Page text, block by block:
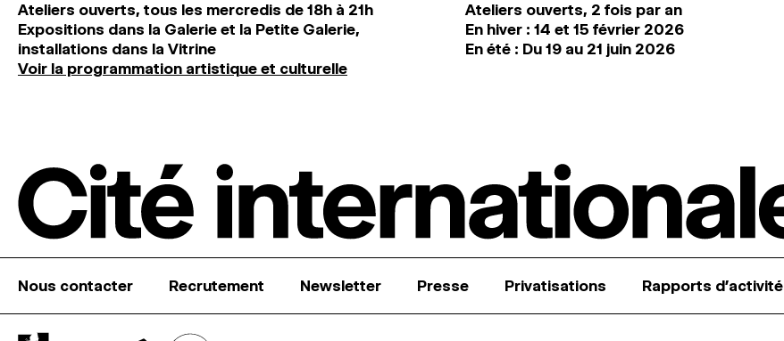
Ateliers ouverts, tous les mercredis de 18h à 21h
Expositions dans la Galerie et la Petite Galerie,
installations dans la Vitrine
Voir la programmation artistique et culturelle
Ateliers ouverts, 2 fois par an
En hiver : 14 et 15 février 2026
En été : Du 19 au 21 juin 2026
Nous contacter Recrutement Newsletter Presse Privatisations Rapports d’activité